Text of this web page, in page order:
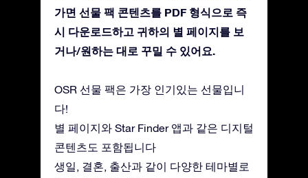
가면 선물 팩 콘텐츠를 PDF 형식으로 즉
시 다운로드하고 귀하의 별 페이지를 보
거나/원하는 대로 꾸밀 수 있어요.
OSR 선물 팩은 가장 인기있는 선물입니
다!
별 페이지와 Star Finder 앱과 같은 디지털
콘텐츠도 포함됩니다
생일, 결혼, 출산과 같이 다양한 테마별로